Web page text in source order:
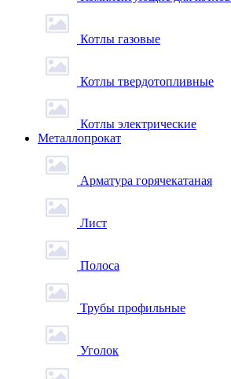
Котлы газовые
Котлы твердотопливные
Котлы электрические
Металлопрокат
Арматура горячекатаная
Лист
Полоса
Трубы профильные
Уголок